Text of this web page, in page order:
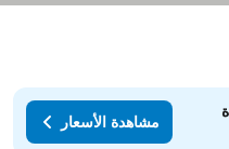
مشاهدة الأسعار